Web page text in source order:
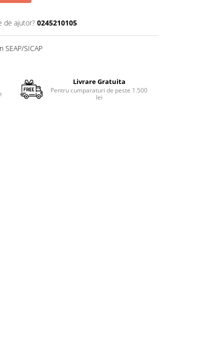
de ajutor? 0245210105
SEAP/SICAP
Livrare Gratuita
Pentru cumparaturi de peste 1.500
lei